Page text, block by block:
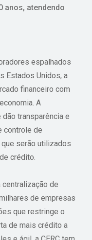
anos, atendendo
espalhados
Estados Unidos, a
financeiro com
A
transparência e
controle de
serão utilizados
crédito.
centralização de
de empresas
que restringe o
de mais crédito a